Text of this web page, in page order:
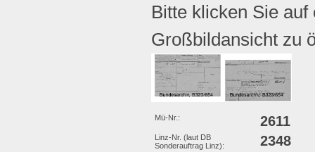
Bitte klicken Sie
Großbildansicht zu
Mü-Nr.: 2611
Linz-Nr. (laut DB
Sonderauftrag Linz):
2348